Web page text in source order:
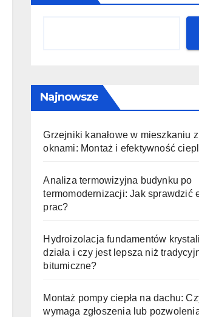
Najnowsze
Grzejniki kanałowe w mieszkaniu
oknami: Montaż i efektywność
Analiza termowizyjna budynku po
termomodernizacji: Jak sprawdzić
prac?
Hydroizolacja fundamentów
działa i czy jest lepsza niż
bitumiczne?
Montaż pompy ciepła na dachu:
wymaga zgłoszenia lub